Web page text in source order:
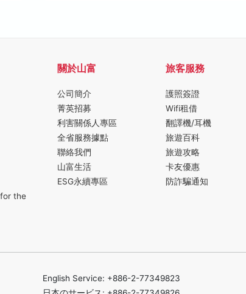
the
關於山富
公司簡介
菁英招募
利害關係人專區
全省服務據點
聯絡我們
山富生活
ESG永續專區
旅客服務
護照簽證
Wifi租借
翻譯機/耳機
旅遊百科
旅遊攻略
卡友優惠
防詐騙通知
English Service: +886-2-77349823